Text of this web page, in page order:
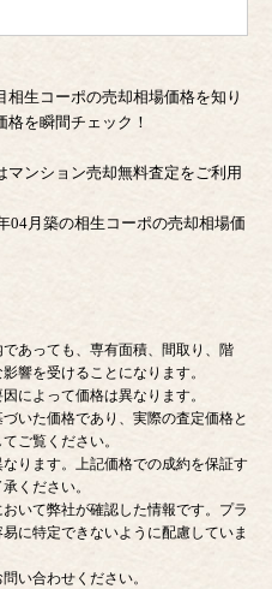
生コーポの売却相場価格を知り
を瞬間チェック！
ンション売却無料査定をご利用
04月築の相生コーポの売却相場価
あっても、専有面積、間取り、階
響を受けることになります。
によって価格は異なります。
いた価格であり、実際の査定価格と
ご覧ください。
ります。上記価格での成約を保証す
ください。
いて弊社が確認した情報です。プラ
に特定できないように配慮していま
い合わせください。